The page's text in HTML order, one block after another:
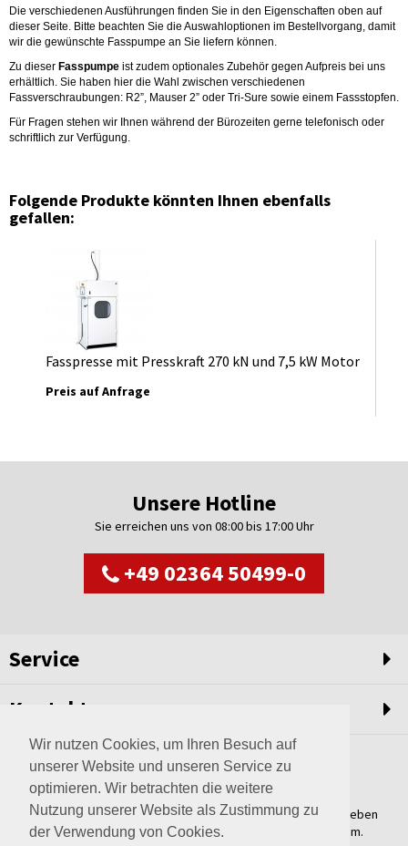
Wir nutzen Cookies, um Ihren Besuch auf
unserer Website und unseren Service zu
optimieren. Wir betrachten die weitere
Nutzung unserer Website als Zustimmung zu
der Verwendung von Cookies.
Die verschiedenen Ausführungen finden Sie in den Eigenschaften oben auf
dieser Seite. Bitte beachten Sie die Auswahloptionen im Bestellvorgang, damit
wir die gewünschte Fasspumpe an Sie liefern können.
Zu dieser Fasspumpe ist zudem optionales Zubehör gegen Aufpreis bei uns
erhältlich. Sie haben hier die Wahl zwischen verschiedenen
Fassverschraubungen: R2”, Mauser 2” oder Tri-Sure sowie einem Fassstopfen.
Für Fragen stehen wir Ihnen während der Bürozeiten gerne telefonisch oder
schriftlich zur Verfügung.
Folgende Produkte könnten Ihnen ebenfalls
gefallen:
Fasspresse mit Presskraft 270 kN und 7,5 kW Motor
Preis auf Anfrage
Unsere Hotline
Sie erreichen uns von 08:00 bis 17:00 Uhr
+49 02364 50499-0
Service
Kontakt
Weltweit setzen wir unsere Erfahrungswerte und unser Streben
nach innovativen Lösungen in unvergleichliche Anlagen um.